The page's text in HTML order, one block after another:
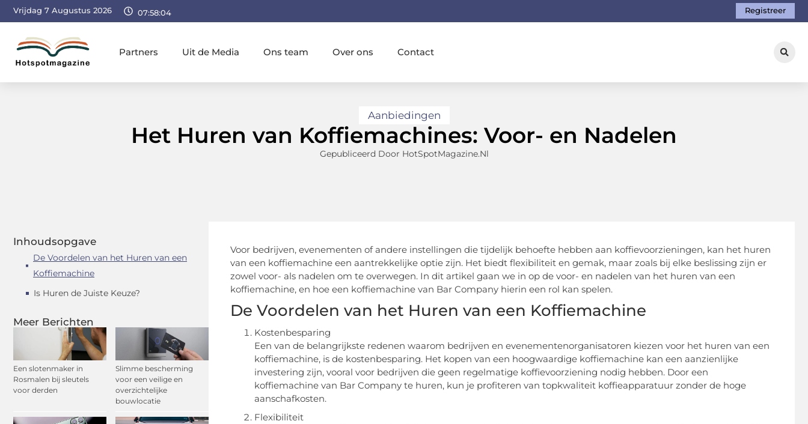
Vrijdag 7 Augustus 2026 07:58:05 Registreer
Partners Uit de Media Ons team Over ons Contact
Aanbiedingen
Het Huren van Koffiemachines: Voor- en Nadelen
Gepubliceerd Door HotSpotMagazine.nl
Inhoudsopgave
De Voordelen van het Huren van een
Koffiemachine
Is Huren de Juiste Keuze?
Meer Berichten
Een slotenmaker in
Rosmalen bij sleutels
voor derden
Slimme bescherming
voor een veilige en
overzichtelijke
bouwlocatie
Voor bedrijven, evenementen of andere instellingen die tijdelijk behoefte hebben aan koffievoorzieningen, kan het huren
van een koffiemachine een aantrekkelijke optie zijn. Het biedt flexibiliteit en gemak, maar zoals bij elke beslissing zijn er
zowel voor- als nadelen om te overwegen. In dit artikel gaan we in op de voor- en nadelen van het huren van een
koffiemachine, en hoe een koffiemachine van Bar Company hierin een rol kan spelen.
De Voordelen van het Huren van een Koffiemachine
Kostenbesparing
Een van de belangrijkste redenen waarom bedrijven en evenementenorganisatoren kiezen voor het huren van een
koffiemachine, is de kostenbesparing. Het kopen van een hoogwaardige koffiemachine kan een aanzienlijke
investering zijn, vooral voor bedrijven die geen regelmatige koffievoorziening nodig hebben. Door een
koffiemachine van Bar Company te huren, kun je profiteren van topkwaliteit koffieapparatuur zonder de hoge
aanschafkosten.
Flexibiliteit